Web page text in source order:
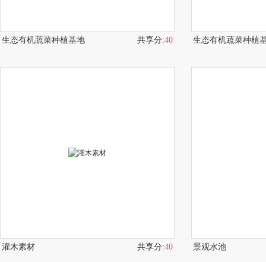
生态有机蔬菜种植基地 共享分:40 生态有机蔬菜种植
灌木素材 共享分:40 景观水池